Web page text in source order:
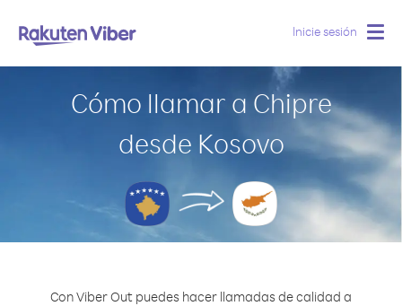
Inicie sesión
Cómo llamar a Chipre
desde Kosovo
Con Viber Out puedes hacer llamadas de calidad a